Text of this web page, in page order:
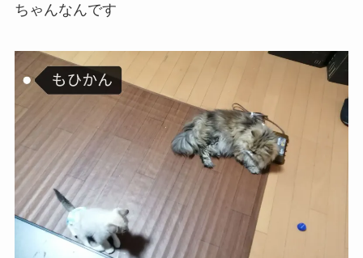
ちゃんなんです